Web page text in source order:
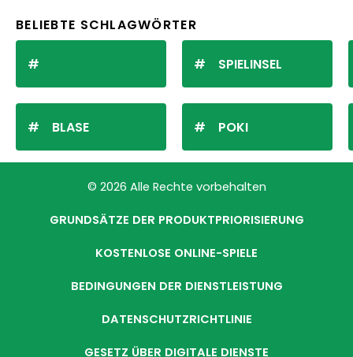
BELIEBTE SCHLAGWÖRTER
BLASE
SPIELINSEL
POKI
© 2026 Alle Rechte vorbehalten
GRUNDSÄTZE DER PRODUKTPRIORISIERUNG
KOSTENLOSE ONLINE-SPIELE
BEDINGUNGEN DER DIENSTLEISTUNG
DATENSCHUTZRICHTLINIE
GESETZ ÜBER DIGITALE DIENSTE